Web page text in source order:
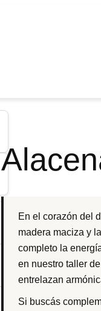
En el corazón del
madera maciza y
completo la
en nuestro taller
entrelazan
Si buscás